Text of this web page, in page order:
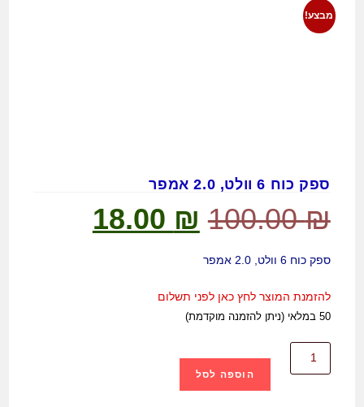
מבצע!
ספק כוח 6 וולט, 2.0 אמפר
100.00₪
18.00 ₪
ספק כוח 6 וולט, 2.0 אמפר
להזמנת המוצר לחץ כאן לפני תשלום
50 במלאי (ניתן להזמנה מוקדמת)
הוספה לסל